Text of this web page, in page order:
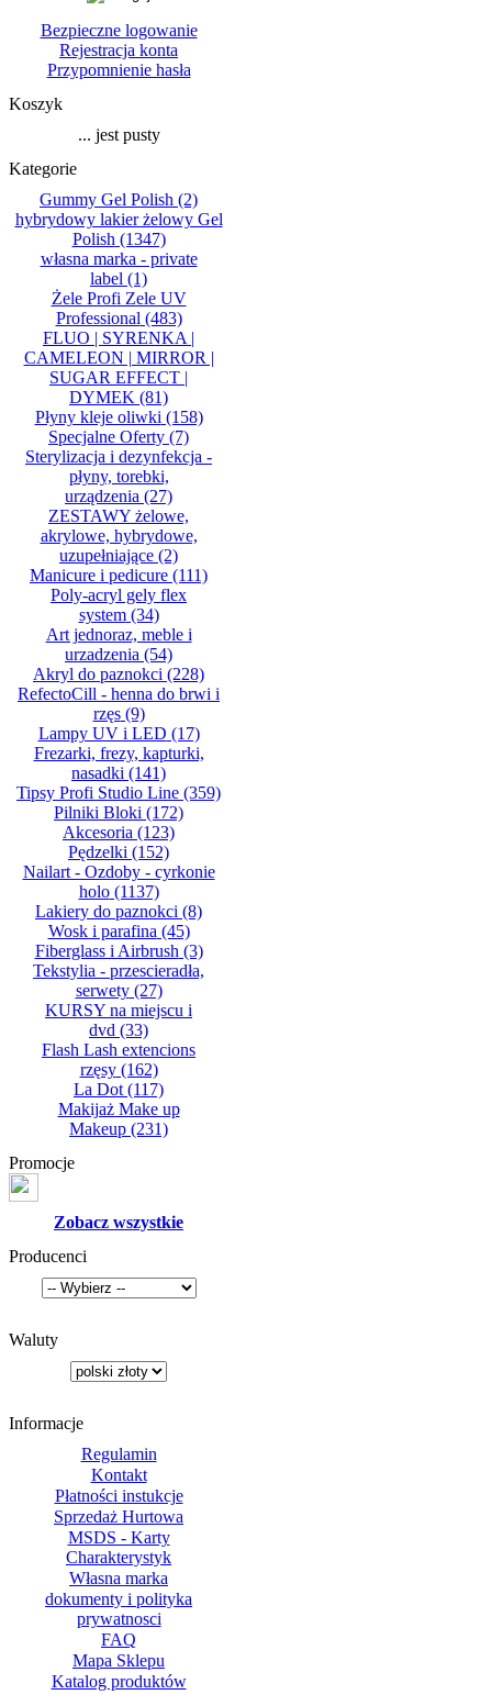
Bezpieczne logowanie
Rejestracja konta
Przypomnienie hasła
Koszyk
... jest pusty
Kategorie
Gummy Gel Polish (2)
hybrydowy lakier żelowy Gel
Polish (1347)
własna marka - private
label (1)
Żele Profi Zele UV
Professional (483)
FLUO | SYRENKA |
CAMELEON | MIRROR |
SUGAR EFFECT |
DYMEK (81)
Płyny kleje oliwki (158)
Specjalne Oferty (7)
Sterylizacja i dezynfekcja -
płyny, torebki,
urządzenia (27)
ZESTAWY żelowe,
akrylowe, hybrydowe,
uzupełniające (2)
Manicure i pedicure (111)
Poly-acryl gely flex
system(34)
Art jednoraz, meble i
urzadzenia (54)
Akryl do paznokci (228)
RefectoCill - henna do brwi i
rzęs(9)
Lampy UV i LED (17)
Frezarki, frezy, kapturki,
nasadki (141)
Tipsy Profi Studio Line (359)
Pilniki Bloki (172)
Akcesoria (123)
Pędzelki (152)
Nailart - Ozdoby - cyrkonie
holo(1137)
Lakiery do paznokci (8)
Wosk i parafina (45)
Fiberglass i Airbrush (3)
Tekstylia - przescieradła,
serwety(27)
KURSY na miejscu i
dvd (33)
Flash Lash extencions
rzęsy(162)
La Dot (117)
Makijaż Make up
Makeup (231)
Promocje
Zobacz wszystkie
Producenci
Waluty
Informacje
Regulamin
Kontakt
Płatności instukcje
Sprzedaż Hurtowa
MSDS - Karty
Charakterystyk
Własna marka
dokumenty i polityka
prywatnosci
FAQ
Mapa Sklepu
Katalog produktów